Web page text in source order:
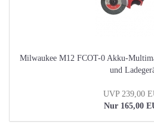
Milwaukee M12 FCOT-0 Akku-
und
UVP 239,00
Nur 165,00